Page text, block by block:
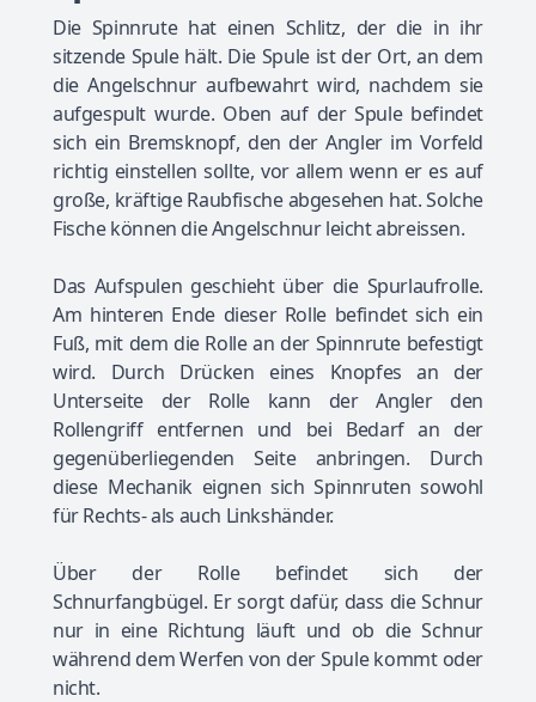
Die Spinnrute hat einen Schlitz, der die in ihr
sitzende Spule hält. Die Spule ist der Ort, an dem
die Angelschnur aufbewahrt wird, nachdem sie
aufgespult wurde. Oben auf der Spule befindet
sich ein Bremsknopf, den der Angler im Vorfeld
richtig einstellen sollte, vor allem wenn er es auf
große, kräftige Raubfische abgesehen hat. Solche
Fische können die Angelschnur leicht abreissen.
Das Aufspulen geschieht über die Spurlaufrolle.
Am hinteren Ende dieser Rolle befindet sich ein
Fuß, mit dem die Rolle an der Spinnrute befestigt
wird. Durch Drücken eines Knopfes an der
Unterseite der Rolle kann der Angler den
Rollengriff entfernen und bei Bedarf an der
gegenüberliegenden Seite anbringen. Durch
diese Mechanik eignen sich Spinnruten sowohl
für Rechts- als auch Linkshänder.
Über der Rolle befindet sich der
Schnurfangbügel. Er sorgt dafür, dass die Schnur
nur in eine Richtung läuft und ob die Schnur
während dem Werfen von der Spule kommt oder
nicht.